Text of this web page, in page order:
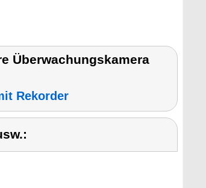
Überwachungskamera
Rekorder